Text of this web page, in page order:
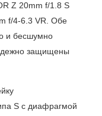
Z 20mm f/1.8 S
f/4-6.3 VR. Обе
и бесшумно
защищены
S с диафрагмой